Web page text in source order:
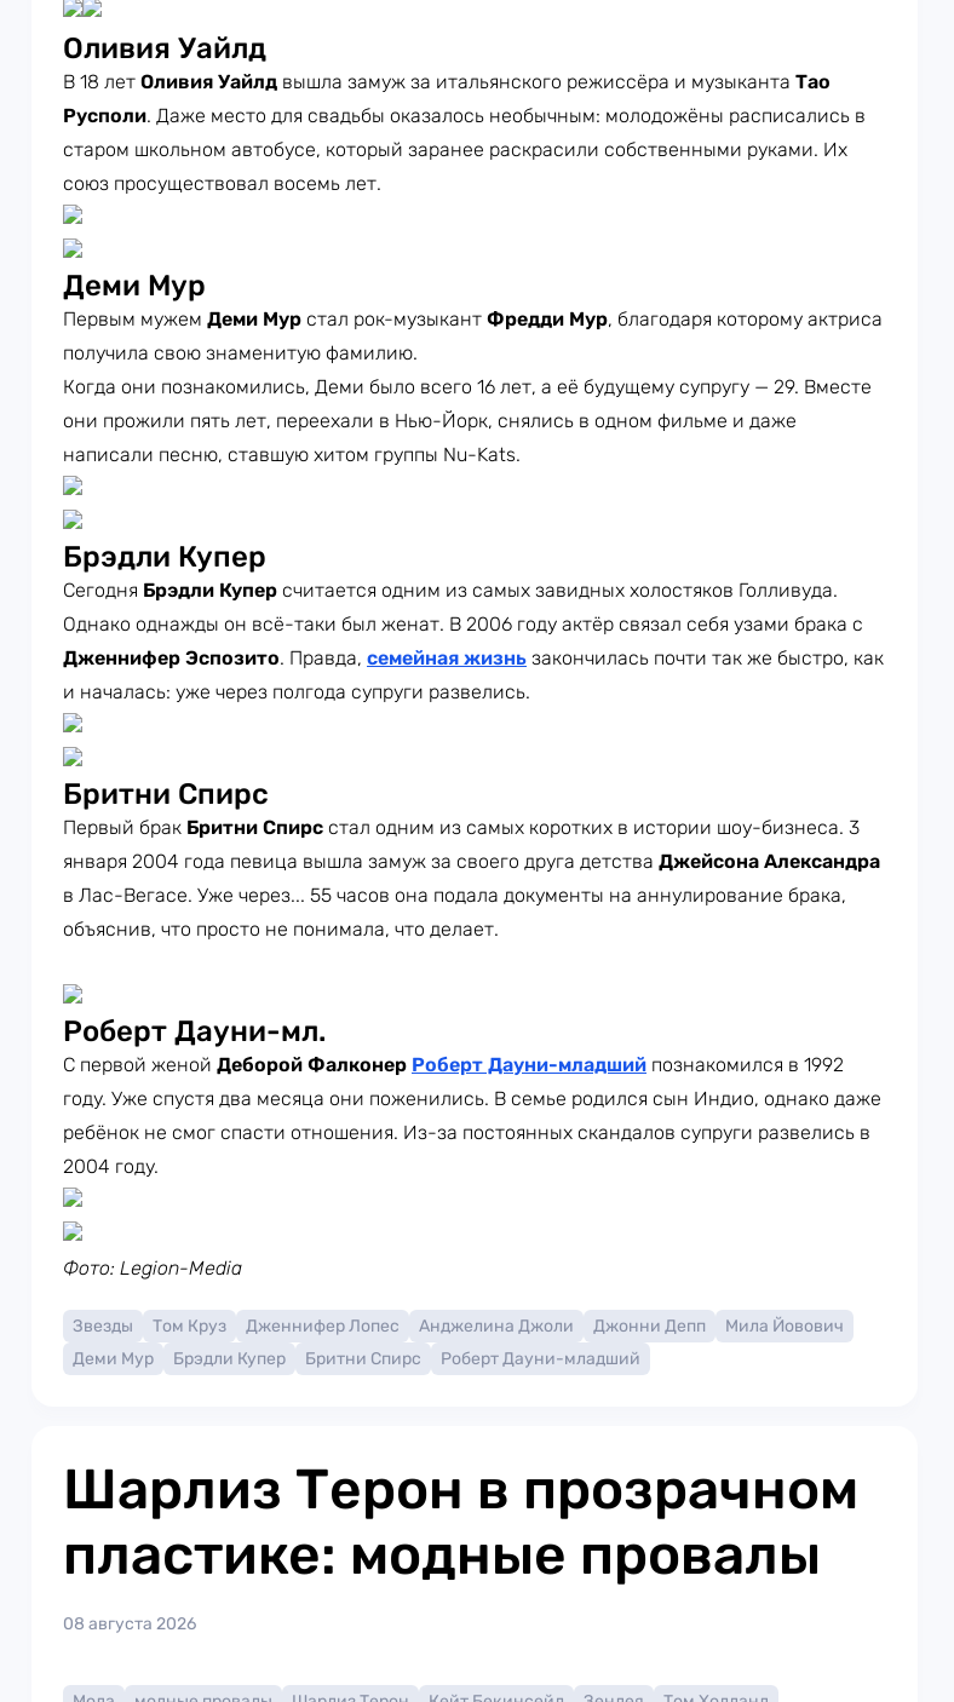
Оливия Уайлд
В 18 лет Оливия Уайлд вышла замуж за итальянского режиссёра и музыканта Тао
Русполи. Даже место для свадьбы оказалось необычным: молодожёны расписались в
старом школьном автобусе, который заранее раскрасили собственными руками. Их
союз просуществовал восемь лет.
Деми Мур
Первым мужем Деми Мур стал рок-музыкант Фредди Мур, благодаря которому актриса
получила свою знаменитую фамилию.
Когда они познакомились, Деми было всего 16 лет, а её будущему супругу — 29. Вместе
они прожили пять лет, переехали в Нью-Йорк, снялись в одном фильме и даже
написали песню, ставшую хитом группы Nu-Kats.
Брэдли Купер
Сегодня Брэдли Купер считается одним из самых завидных холостяков Голливуда.
Однако однажды он всё-таки был женат. В 2006 году актёр связал себя узами брака с
Дженнифер Эспозито. Правда, семейная жизнь закончилась почти так же быстро, как
и началась: уже через полгода супруги развелись.
Бритни Спирс
Первый брак Бритни Спирс стал одним из самых коротких в истории шоу-бизнеса. 3
января 2004 года певица вышла замуж за своего друга детства Джейсона Александра
в Лас-Вегасе. Уже через... 55 часов она подала документы на аннулирование брака,
объяснив, что просто не понимала, что делает.
Роберт Дауни-мл.
С первой женой Деборой Фалконер Роберт Дауни-младший познакомился в 1992
году. Уже спустя два месяца они поженились. В семье родился сын Индио, однако даже
ребёнок не смог спасти отношения. Из-за постоянных скандалов супруги развелись в
2004 году.
Фото: Legion-Media
Звезды Том Круз Дженнифер Лопес Анджелина Джоли Джонни Депп
Мила Йовович
Деми Мур
Брэдли Купер Бритни Спирс Роберт Дауни-младший
Шарлиз Терон в прозрачном
пластике: модные провалы
08 августа 2026